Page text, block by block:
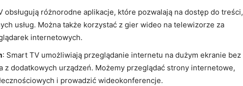
obsługują różnorodne aplikacje, które pozwalają na dostęp do treści,
usług. Można także korzystać z gier wideo na telewizorze za
internetowych.
: Smart TV umożliwiają przeglądanie internetu na dużym ekranie bez
z dodatkowych urządzeń. Możemy przeglądać strony internetowe,
i prowadzić wideokonferencje.